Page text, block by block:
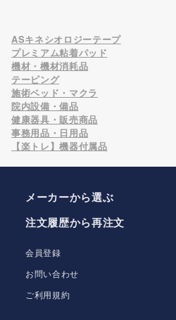
ASキネシオロジーテープ
プレミアム粘着パッド
機材・機材消耗品
テーピング
施術ベッド・マクラ
院内設備・備品
健康器具・販売商品
事務用品・日用品
【楽トレ】機器付属品
メーカーから選ぶ
注文履歴から再注文
会員登録
お問い合わせ
ご利用規約